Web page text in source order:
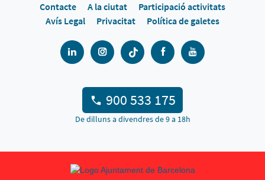
Contacte A la ciutat
Participació activitats
Avís Legal
Privacitat Política de galetes
900 533 175
De dilluns a divendres de 9 a 18h